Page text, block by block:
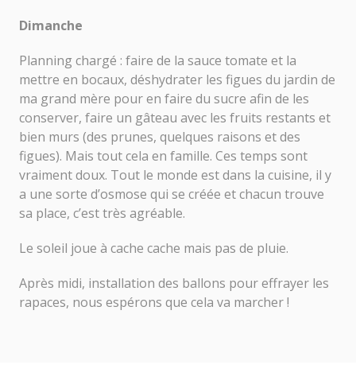
Dimanche
Planning chargé : faire de la sauce tomate et la
mettre en bocaux, déshydrater les figues du jardin de
ma grand mère pour en faire du sucre afin de les
conserver, faire un gâteau avec les fruits restants et
bien murs (des prunes, quelques raisons et des
figues). Mais tout cela en famille. Ces temps sont
vraiment doux. Tout le monde est dans la cuisine, il y
a une sorte d’osmose qui se créée et chacun trouve
sa place, c’est très agréable.
Le soleil joue à cache cache mais pas de pluie.
Après midi, installation des ballons pour effrayer les
rapaces, nous espérons que cela va marcher !